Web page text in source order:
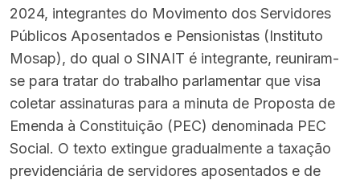
2024, integrantes do Movimento dos Servidores
Públicos Aposentados e Pensionistas (Instituto
Mosap), do qual o SINAIT é integrante, reuniram-
se para tratar do trabalho parlamentar que visa
coletar assinaturas para a minuta de Proposta de
Emenda à Constituição (PEC) denominada PEC
Social. O texto extingue gradualmente a taxação
previdenciária de servidores aposentados e de